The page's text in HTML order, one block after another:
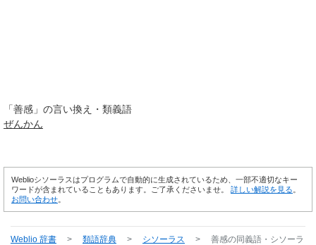
「善感 」の言い換え・類義語
ぜんかん
Weblioシソーラスはプログラムで自動的に生成されているため、一部不適切なキー
ワードが含まれていることもあります。ご了承くださいませ。 詳しい解説を見る
お問い合わせ
Weblio 辞書 > 類語辞典 > シソーラス > 善感の同義語・シソーラ